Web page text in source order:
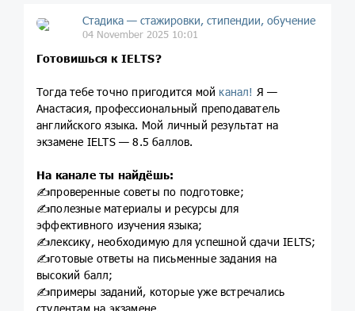
Стадика — стажировки, стипендии, обучение
04 November 2025 10:01
Готовишься к IELTS?
Тогда тебе точно пригодится мой канал! Я —
Анастасия, профессиональный преподаватель
английского языка. Мой личный результат на
экзамене IELTS — 8.5 баллов.
На канале ты найдёшь:
✍проверенные советы по подготовке;
✍полезные материалы и ресурсы для
эффективного изучения языка;
✍лексику, необходимую для успешной сдачи IELTS;
✍готовые ответы на письменные задания на
высокий балл;
✍примеры заданий, которые уже встречались
студентам на экзамене.